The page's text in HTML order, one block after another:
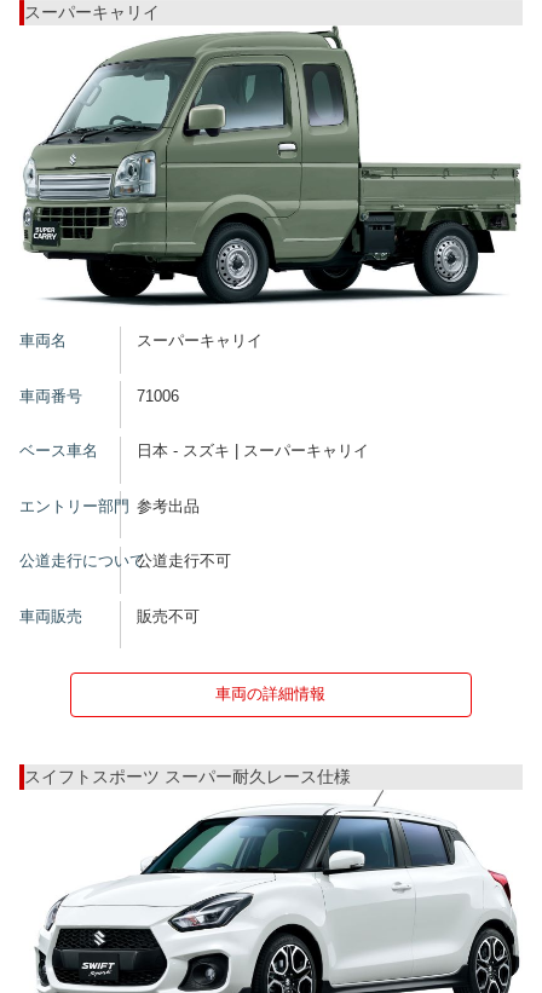
スーパーキャリイ
車両名 スーパーキャリイ
車両番号 71006
ベース車名 日本 - スズキ | スーパーキャリイ
エントリー部門 参考出品
公道走行について公道走行不可
車両販売 販売不可
車両の詳細情報
スイフトスポーツ スーパー耐久レース仕様